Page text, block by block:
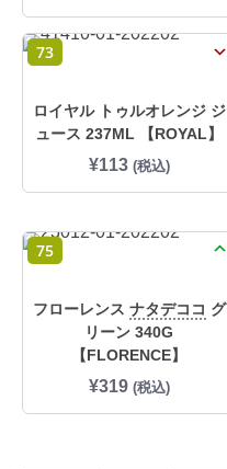
73
ロイヤル トゥルオレンジ ジ
ュース 237ML 【ROYAL】
¥113 (税込)
75
フローレンス ナタデココ グ
リーン 340G
【FLORENCE】
¥319 (税込)